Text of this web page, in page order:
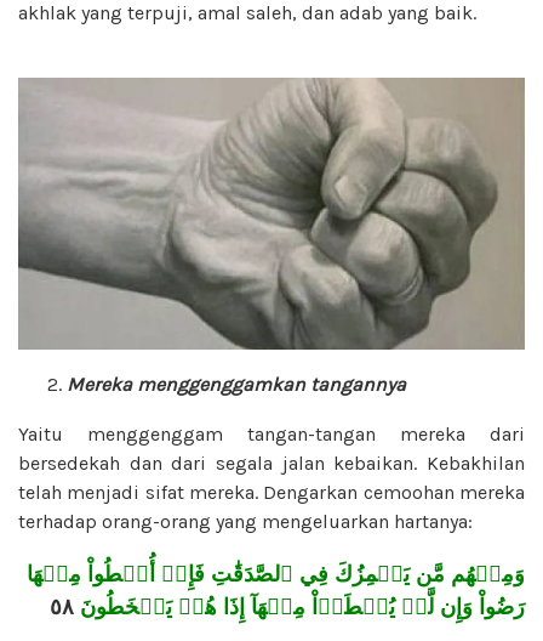
akhlak yang terpuji, amal saleh, dan adab yang baik.
Mereka menggenggamkan tangannya
Yaitu menggenggam tangan-tangan mereka dari
bersedekah dan dari segala jalan kebaikan. Kebakhilan
telah menjadi sifat mereka. Dengarkan cemoohan mereka
terhadap orang-orang yang mengeluarkan hartanya:
وَمِنۡهُم مَّن يَلۡمِزُكَ فِي ٱلصَّدَقَٰتِ فَإِنۡ أُعۡطُواْ مِنۡهَا
رَضُواْ وَإِن لَّمۡ يُعۡطَوۡاْ مِنۡهَآ إِذَا هُمۡ يَسۡخَطُونَ